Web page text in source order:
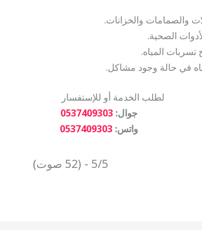
والصمامات والخزانات.
الصحية.
المياه.
في حالة وجود مشاكل.
لطلب الخدمة أو للإستفسار
جوال: 0537409303
واتس: 0537409303
5/5 - (52 صوت)